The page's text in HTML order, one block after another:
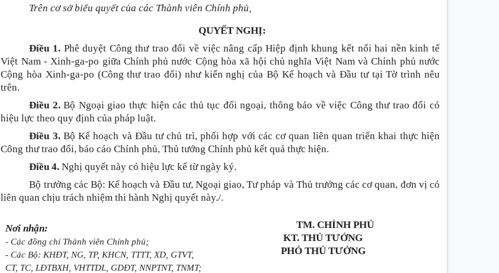
Trên cơ sở biểu quyết của các Thành viên Chính phủ,
QUYẾT NGHỊ:
Điều 1.Phê duyệt Công thư trao đổi về việc nâng cấp Hiệp định khung kết nối hai nền kinh tế
Việt Nam - Xinh-ga-po giữa Chính phủ nước Cộng hòa xã hội chủ nghĩa Việt Nam và Chính phủ nước
Cộng hòa Xinh-ga-po (Công thư trao đổi) như kiến nghị của Bộ Kế hoạch và Đầu tư tại Tờ trình nêu
trên.
Điều 2.Bộ Ngoại giao thực hiện các thủ tục đối ngoại, thông báo về việc Công thư trao đổi có
hiệu lực theo quy định của pháp luật.
Điều 3.Bộ Kế hoạch và Đầu tư chủ trì, phối hợp với các cơ quan liên quan triển khai thực hiện
Công thư trao đổi, báo cáo Chính phủ, Thủ tướng Chính phủ kết quả thực hiện.
Điều 4. Nghị quyết này có hiệu lực kể từ ngày ký.
Bộ trưởng các Bộ: Kế hoạch và Đầu tư, Ngoại giao, Tư pháp và Thủ trưởng các cơ quan, đơn vị có
liên quan chịu trách nhiệm thi hành Nghị quyết này./.
Nơi nhận:
- Các đồng chí Thành viên Chính phủ;
- Các Bộ: KHĐT, NG, TP, KHCN, TTTT, XD, GTVT,
CT, TC, LĐTBXH, VHTTDL, GDĐT, NNPTNT, TNMT;
TM. CHÍNH PHỦ
KT. THỦ TƯỚNG
PHÓ THỦ TƯỚNG